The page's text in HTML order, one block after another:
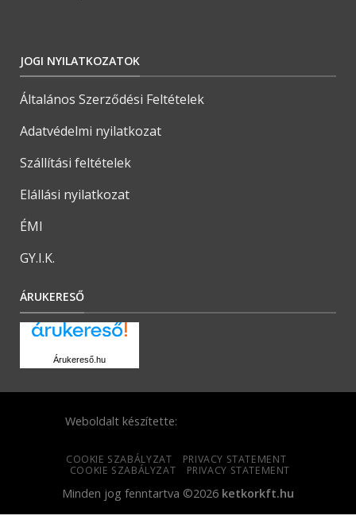
JOGI NYILATKOZATOK
Általános Szerződési Feltételek
Adatvédelmi nyilatkozat
Szállítási feltételek
Elállási nyilatkozat
ÉMI
GY.I.K.
ÁRUKERESŐ
Árukereső.hu
Weboldalt készítette:
COOKIE SZABÁLYZAT
PRIVACY STATEMENT
COOKIE SZABÁLYZAT
PRIVACY STATEMENT
Minden jog fenntartva ©2026 ketkorkft.hu